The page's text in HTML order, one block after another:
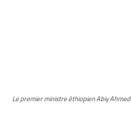
Le premier ministre éthiopien Abiy Ahmed